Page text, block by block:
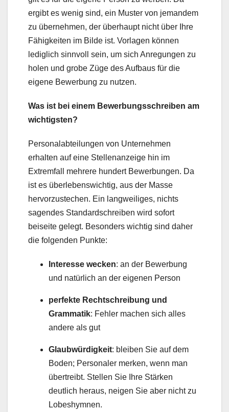
ergibt es wenig sind, ein Muster von jemandem
zu übernehmen, der überhaupt nicht über Ihre
Fähigkeiten im Bilde ist. Vorlagen können
lediglich sinnvoll sein, um sich Anregungen zu
holen und grobe Züge des Aufbaus für die
eigene Bewerbung zu nutzen.
Was ist bei einem Bewerbungsschreiben am
wichtigsten?
Personalabteilungen von Unternehmen
erhalten auf eine Stellenanzeige hin im
Extremfall mehrere hundert Bewerbungen. Da
ist es überlebenswichtig, aus der Masse
hervorzustechen. Ein langweiliges, nichts
sagendes Standardschreiben wird sofort
beiseite gelegt. Besonders wichtig sind daher
die folgenden Punkte:
Interesse wecken: an der Bewerbung
und natürlich an der eigenen Person
perfekte Rechtschreibung und
Grammatik: Fehler machen sich alles
andere als gut
Glaubwürdigkeit: bleiben Sie auf dem
Boden; Personaler merken, wenn man
übertreibt. Stellen Sie Ihre Stärken
deutlich heraus, neigen Sie aber nicht zu
Lobeshymnen.